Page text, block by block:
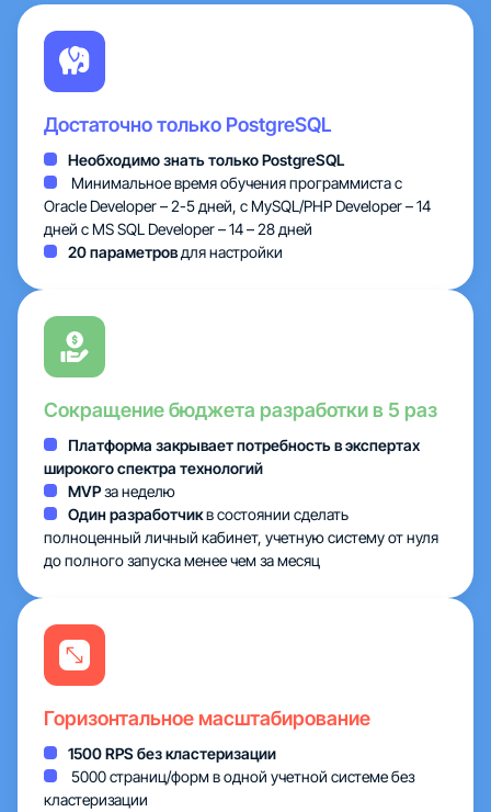
Партнеры
О нас
Достаточно только PostgreSQL
Необходимо знать только PostgreSQL
Минимальное время обучения программиста с
Oracle Developer – 2-5 дней, с MySQL/PHP Developer – 14
дней c MS SQL Developer – 14 – 28 дней
20 параметровдля настройки
Сокращение бюджета разработки в 5 раз
Платформа закрывает потребность в экспертах
широкого спектра технологий
MVPза неделю
Один разработчикв состоянии сделать
полноценный личный кабинет, учетную систему от нуля
до полного запуска менее чем за месяц
Горизонтальное масштабирование
1500 RPS без кластеризации
5000 страниц/форм в одной учетной системе без
кластеризации